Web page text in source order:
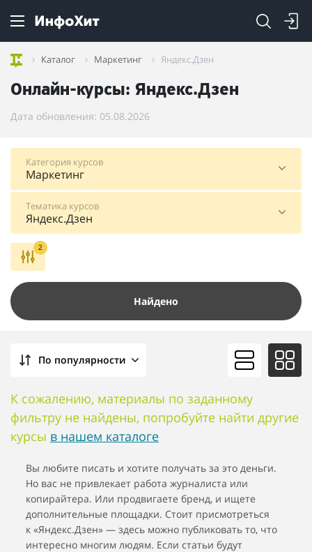
Каталог Маркетинг Яндекс.Дзен
Онлайн-курсы: Яндекс.Дзен
Дата обновления: 05.08.2026
Маркетинг
Категория курсов
Яндекс.Дзен
Тематика курсов
2
Найдено
По популярности
К сожалению, материалы по заданному
фильтру не найдены, попробуйте найти другие
курсы в нашем каталоге
Вы любите писать и хотите получать за это деньги.
Но вас не привлекает работа журналиста или
копирайтера. Или продвигаете бренд, и ищете
дополнительные площадки. Стоит присмотреться
к «Яндекс.Дзен» — здесь можно публиковать то, что
интересно многим людям. Если статьи будут